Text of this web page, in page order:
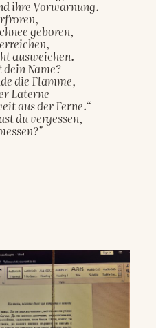
ihre Vorwarnung.
geboren,
ausweichen.
dein Name?
die Flamme,
Laterne
aus der Ferne.“
du vergessen,